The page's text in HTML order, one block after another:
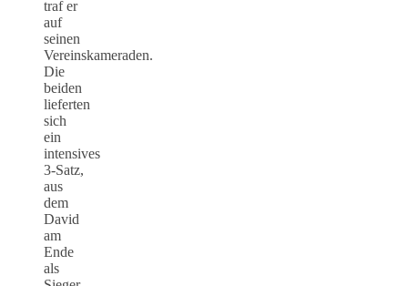
traf er
auf
seinen
Vereinskameraden.
Die
beiden
lieferten
sich
ein
intensives
3-Satz,
aus
dem
David
am
Ende
als